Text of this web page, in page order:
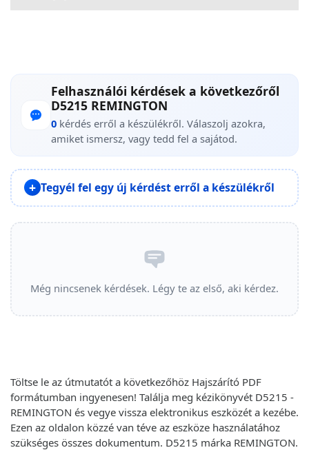
Felhasználói kérdések a következőről
D5215 REMINGTON
0 kérdés erről a készülékről. Válaszolj azokra,
amiket ismersz, vagy tedd fel a sajátod.
Tegyél fel egy új kérdést erről a készülékről
Még nincsenek kérdések. Légy te az első, aki kérdez.
Töltse le az útmutatót a következőhöz Hajszárító PDF
formátumban ingyenesen! Találja meg kézikönyvét D5215 -
REMINGTON és vegye vissza elektronikus eszközét a kezébe.
Ezen az oldalon közzé van téve az eszköze használatához
szükséges összes dokumentum. D5215 márka REMINGTON.